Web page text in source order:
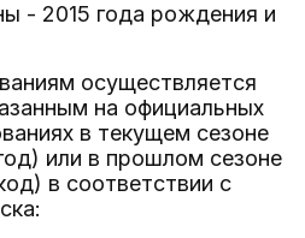
- 2015 года рождения и
осуществляется
на официальных
в текущем сезоне
или в прошлом сезоне
в соответствии с